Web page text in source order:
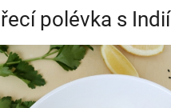
polévka s Indií